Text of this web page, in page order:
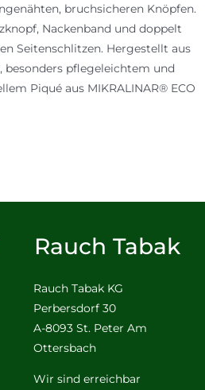
bruchsicheren Knöpfen.
Nackenband und doppelt
Seitenschlitzen. Hergestellt aus
besonders pflegeleichtem und
Piqué aus MIKRALINAR® ECO
Rauch Tabak
Rauch Tabak KG
Perbersdorf 30
A-8093 St. Peter Am
Ottersbach
Wir sind erreichbar